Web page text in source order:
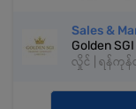
Sales &
Golden
လှိုင် | ရန်ကုန်